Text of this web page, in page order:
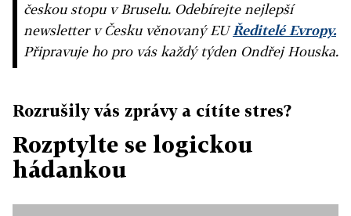
českou stopu v Bruselu. Odebírejte nejlepší
newsletter v Česku věnovaný EUŘeditelé Evropy.
Připravuje ho pro vás každý týden Ondřej Houska.
Rozrušily vás zprávy a cítíte stres?
Rozptylte se logickou
hádankou